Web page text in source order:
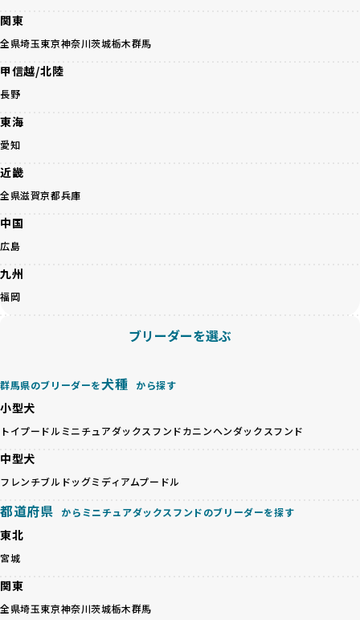
「BreederFamilesのワンちゃんに優しい18の評価基準」は
こちら
BreederFamiliesでは、すべてのブリーダーを書類審査、直
接のヒアリング、現地確認を通じて厳しく評価しています。
ーダー自身の理念や姿勢までも丁寧に確認しています。
さらに、こうした評価結果は透明性を持って公開されている
だけます。
徹底した透明性こそが、BreederFamiliesの大きな特徴で
BreederFamiliesは、ペット業界が抱える命の大量生産・大
題に真摯に向き合っています。優良ブリーダーとの直接取引
を促進することで、無駄な命の消費を減らし、命を大切にす
人へ寄付しています。多くのペット販売業者が、動物福祉へ
BreederFamiliesはその姿勢が評価され、寄付が実現してい
ます。この活動により、保護が必要なワンちゃんの救済や保
護活動の支援にも貢献しています。
BreederFamiliesのこうした取り組みは、目の前の子犬だけ
な一歩です。ユーザーの皆さんがBreederFamiliesを通じて
子犬をお迎えすることで、こうした社会貢献活動を間接的に
BreederFamiliesに登録されているブリーダーは、子犬が心
身ともに健康に育つための環境づくりに全力を注いでいま
す。
遺伝的なリスクを最小限に抑えた繁殖計画、栄養バランスが
考えられた食事、子犬がのびのびと動ける適度な運動環境、
さらに獣医師と連携した健康管理まで徹底しています。
ペットショップやペットオークションは、流通過程でワンち
られるなど、心身に大きな負担がかかります。このような環
境は、ストレスや感染リスクを増大させるだけでなく、ワン
があります。
優良ブリーダーは、ワンちゃんの健康と幸せを第一に考え、
ことを大切にしています。また、彼らはお迎え先を自身で確
認し、ワンちゃんが安心して暮らせる環境を整えるために直
一方で、営利優先ブリーダーは、広範囲に販売するためにペ
ットショップやオークションを活用し、子犬の心身への影響
「ペットショップ等を使わない」の詳細はこちら
徴が人気を集め、高値で取引されることが多くなっていま
くありません。極小サイズは骨や心臓に負担がかかりやす
営利優先ブリーダーは、このような流行や需要に応じて無理
な繁殖を行いがちです。小柄な母犬を繁殖に多用して体に負
担をかけたり、子犬を小さく見せるために食事を減らすな
ど、健康を犠牲にした管理がされることもあります。このよ
うな方法では、ワンちゃんの免疫力や体力が低下し、飼い主
にとっても将来的な医療費やケアの負担が増える恐れがあり
ます。
優良ブリーダーは、こうした流行に流されず、ワンちゃんの
カラーの子犬を販売する場合は、健康リスクを十分に理解
し、飼い主にそのリスクについて丁寧に説明しています。食
ワンちゃんの健康を第一にした繁殖を心がけています。
「見た目以上に健康重視」の詳細はこちら
関東
全県埼玉東京神奈川茨城栃木群馬
甲信越/北陸
長野
東海
愛知
近畿
全県滋賀京都兵庫
中国
広島
九州
福岡
ブリーダーを選ぶ
群馬県のブリーダーを犬種 から探す
小型犬
トイプードル ミニチュアダックスフンドカニンヘンダックスフンド
中型犬
フレンチブルドッグミディアムプードル
都道府県 からミニチュアダックスフンドのブリーダーを探す
東北
宮城
関東
全県埼玉東京神奈川茨城栃木群馬